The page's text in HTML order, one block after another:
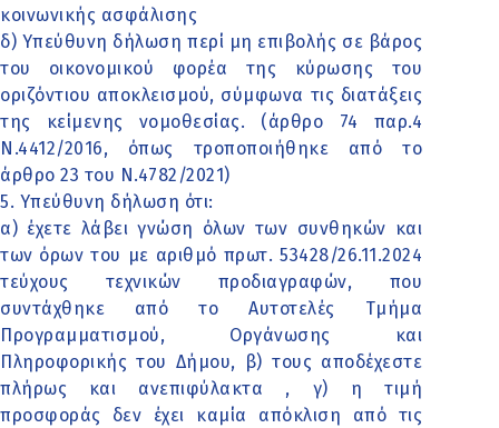
κοινωνικής ασφάλισης
δ) Υπεύθυνη δήλωση περί μη επιβολής σε βάρος
του οικονομικού φορέα της κύρωσης του
οριζόντιου αποκλεισμού, σύμφωνα τις διατάξεις
της κείμενης νομοθεσίας. (άρθρο 74 παρ.4
Ν.4412/2016, όπως τροποποιήθηκε από το
άρθρο 23 του Ν.4782/2021)
5. Υπεύθυνη δήλωση ότι:
α) έχετε λάβει γνώση όλων των συνθηκών και
των όρων του με αριθμό πρωτ. 53428/26.11.2024
τεύχους τεχνικών προδιαγραφών, που
συντάχθηκε από το Αυτοτελές Τμήμα
Προγραμματισμού, Οργάνωσης και
Πληροφορικής του Δήμου, β) τους αποδέχεστε
πλήρως και ανεπιφύλακτα , γ) η τιμή
προσφοράς δεν έχει καμία απόκλιση από τις